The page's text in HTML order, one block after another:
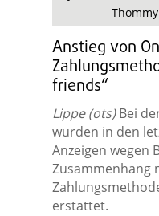
Anstieg von
friends“
Lippe (ots)Bei
wurden in den
Anzeigen wegen
Zusammenhang
erstattet.